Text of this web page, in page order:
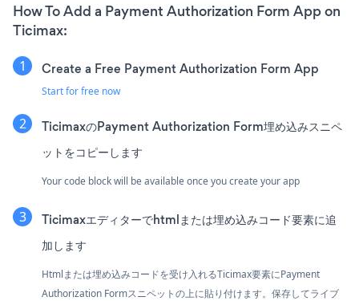
How To Add a Payment Authorization Form App on
Ticimax:
Create a Free Payment Authorization Form App
Start for free now
TicimaxのPayment Authorization Form埋め込みスニペ
ットをコピーします
Your code block will be available once you create your app
Ticimaxエディターでhtmlまたは埋め込みコード要素に追
加します
Htmlまたは埋め込みコードを受け入れるTicimax要素にPayment
Authorization Formスニペットの上に貼り付けます。保存してライブ